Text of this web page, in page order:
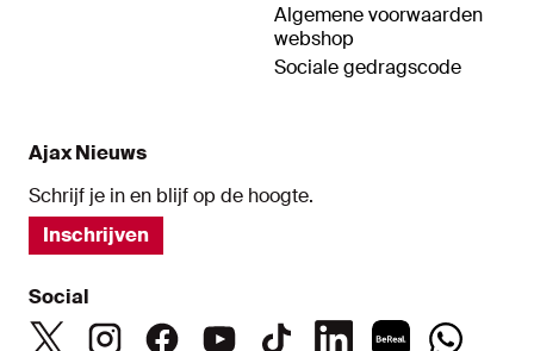
Algemene voorwaarden
webshop
Sociale gedragscode
Ajax Nieuws
Schrijf je in en blijf op de hoogte.
Inschrijven
Social